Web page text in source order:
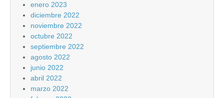
enero 2023
diciembre 2022
noviembre 2022
octubre 2022
septiembre 2022
agosto 2022
junio 2022
abril 2022
marzo 2022